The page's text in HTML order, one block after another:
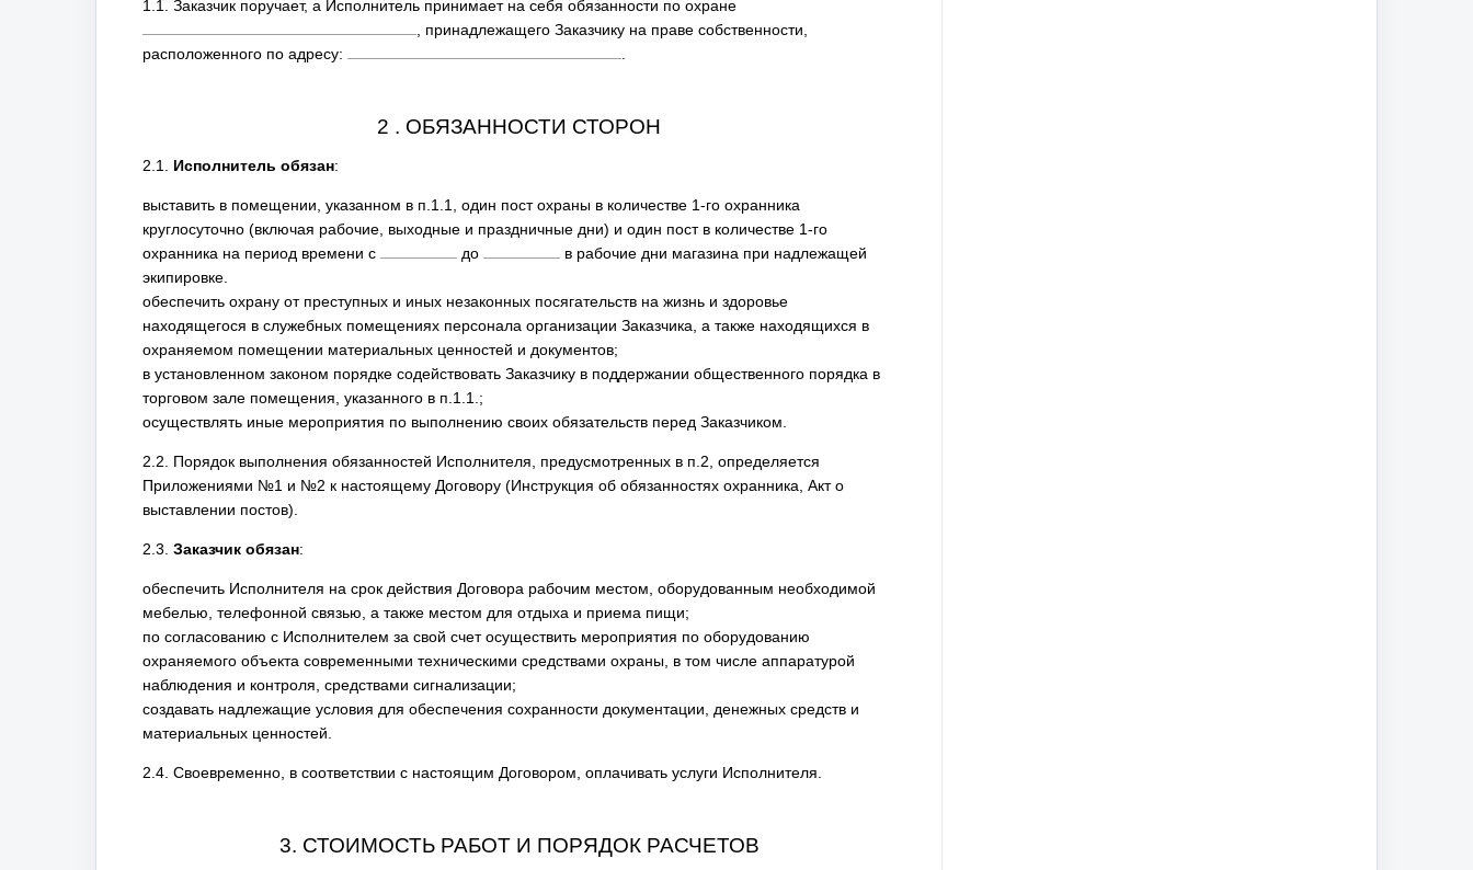
1.1. Заказчик поручает, а Исполнитель принимает на себя обязанности по охране
, принадлежащего Заказчику на праве собственности,
расположенного по адресу:
2 . ОБЯЗАННОСТИ СТОРОН
2.1. Исполнитель обязан:
выставить в помещении, указанном в п.1.1, один пост охраны в количестве 1-го охранника
круглосуточно (включая рабочие, выходные и праздничные дни) и один пост в количестве 1-го
охранника на период времени с
до
в рабочие дни магазина при надлежащей
экипировке.
обеспечить охрану от преступных и иных незаконных посягательств на жизнь и здоровье
находящегося в служебных помещениях персонала организации Заказчика, а также находящихся в
охраняемом помещении материальных ценностей и документов;
в установленном законом порядке содействовать Заказчику в поддержании общественного порядка в
торговом зале помещения, указанного в п.1.1.;
осуществлять иные мероприятия по выполнению своих обязательств перед Заказчиком.
2.2. Порядок выполнения обязанностей Исполнителя, предусмотренных в п.2, определяется
Приложениями №1 и №2 к настоящему Договору (Инструкция об обязанностях охранника, Акт о
выставлении постов).
2.3. Заказчик обязан:
обеспечить Исполнителя на срок действия Договора рабочим местом, оборудованным необходимой
мебелью, телефонной связью, а также местом для отдыха и приема пищи;
по согласованию с Исполнителем за свой счет осуществить мероприятия по оборудованию
охраняемого объекта современными техническими средствами охраны, в том числе аппаратурой
наблюдения и контроля, средствами сигнализации;
создавать надлежащие условия для обеспечения сохранности документации, денежных средств и
материальных ценностей.
2.4. Своевременно, в соответствии с настоящим Договором, оплачивать услуги Исполнителя.
3. СТОИМОСТЬ РАБОТ И ПОРЯДОК РАСЧЕТОВ